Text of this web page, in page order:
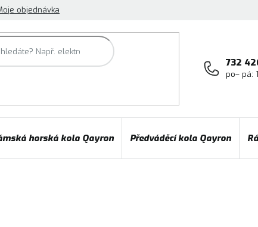
objednávka
732
po– pá:
horská kola Qayron Předváděcí kola Qayron